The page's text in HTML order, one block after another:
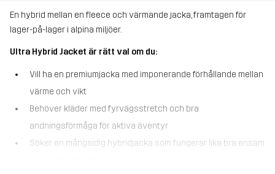
En hybrid mellan en fleece och värmande jacka, framtagen för
lager-på-lager i alpina miljöer.
Ultra Hybrid Jacket är rätt val om du:
Vill ha en premiumjacka med imponerande förhållande mellan
värme och vikt
Behöver kläder med fyrvägsstretch och bra
andningsförmåga för aktiva äventyr
Söker en mångsidig hybridjacka som fungerar lika bra ensam